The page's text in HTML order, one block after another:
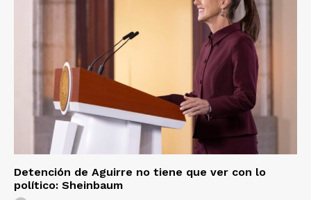
Detención de Aguirre no tiene que ver con lo
político: Sheinbaum